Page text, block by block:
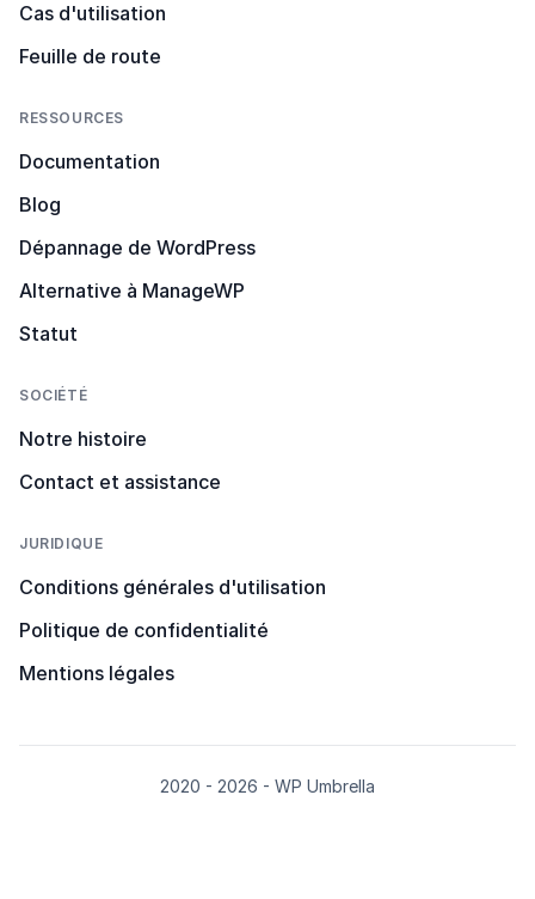
Cas d'utilisation
Feuille de route
RESSOURCES
Documentation
Blog
Dépannage de WordPress
Alternative à ManageWP
Statut
SOCIÉTÉ
Notre histoire
Contact et assistance
JURIDIQUE
Conditions générales d'utilisation
Politique de confidentialité
Mentions légales
2020 - 2026 - WP Umbrella